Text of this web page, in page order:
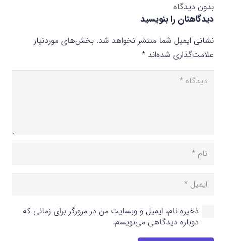
بدون دیدگاه
دیدگاهتان را بنویسید
نشانی ایمیل شما منتشر نخواهد شد. بخش‌های موردنیاز
علامت‌گذاری شده‌اند *
ذخیره نام، ایمیل و وبسایت من در مرورگر برای زمانی که
دوباره دیدگاهی می‌نویسم.